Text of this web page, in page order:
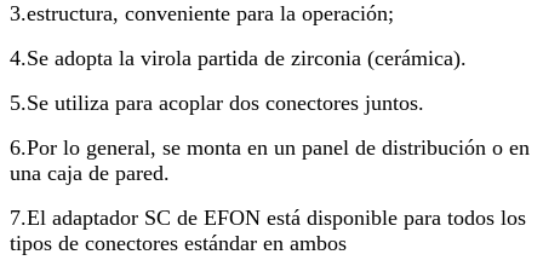
3.estructura, conveniente para la operación;
4.Se adopta la virola partida de zirconia (cerámica).
5.Se utiliza para acoplar dos conectores juntos.
6.Por lo general, se monta en un panel de distribución o en
una caja de pared.
7.El adaptador SC de EFON está disponible para todos los
tipos de conectores estándar en ambos